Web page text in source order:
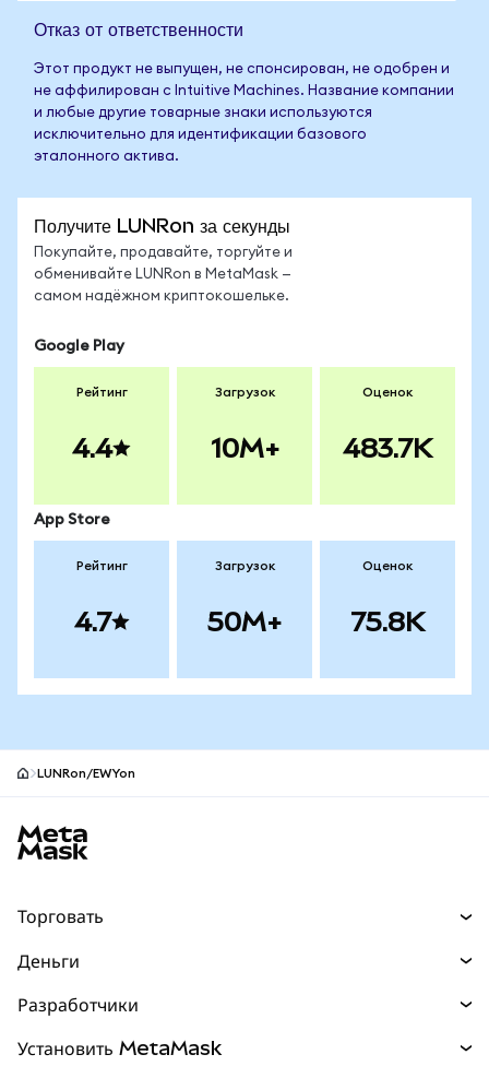
Отказ от ответственности
Этот продукт не выпущен, не спонсирован, не одобрен и
не аффилирован с Intuitive Machines. Название компании
и любые другие товарные знаки используются
исключительно для идентификации базового
эталонного актива.
Получите LUNRon за секунды
Покупайте, продавайте, торгуйте и
обменивайте LUNRon в MetaMask —
самом надёжном криптокошельке.
Google Play
Рейтинг
4.4
Загрузок
10M+
Оценок
483.7K
App Store
Рейтинг
4.7
Загрузок
50M+
Оценок
75.8K
LUNRon/EWYon
Торговать
Прогнозы
Перпы НОВИНКА
Деньги
mUSD
Разработчики
Установить MetaMask